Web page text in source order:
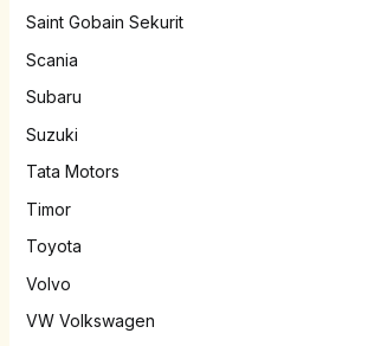
Saint Gobain Sekurit
Scania
Subaru
Suzuki
Tata Motors
Timor
Toyota
Volvo
VW Volkswagen